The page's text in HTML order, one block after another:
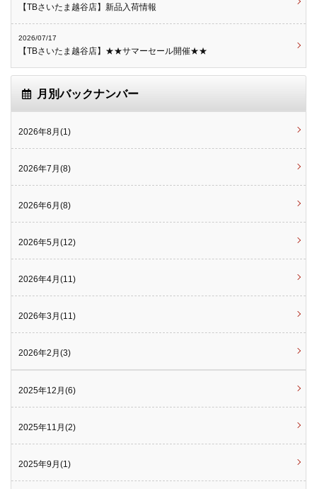
【TBさいたま越谷店】新品入荷情報
2026/07/17
【TBさいたま越谷店】★★サマーセール開催★★
月別バックナンバー
2026年8月(1)
2026年7月(8)
2026年6月(8)
2026年5月(12)
2026年4月(11)
2026年3月(11)
2026年2月(3)
2025年12月(6)
2025年11月(2)
2025年9月(1)